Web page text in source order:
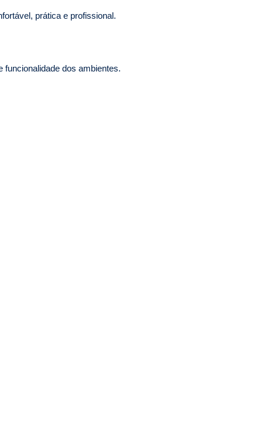
prática e profissional.
funcionalidade dos ambientes.